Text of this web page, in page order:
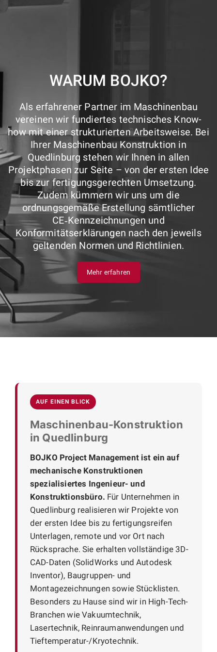
WARUM BOJKO?
Als erfahrener Partner im Maschinenbau
vereinen wir fundiertes technisches Know-
how mit einer strukturierten Arbeitsweise. Bei
Ihrer Maschinenbau Konstruktion in
Quedlinburg stehen wir Ihnen in allen
Projektphasen zur Seite – von der ersten Idee
bis zur fertigungsgerechten Umsetzung.
Zudem kümmern wir uns um die
ordnungsgemäße Erstellung sämtlicher
CE‑Kennzeichnungen und
Konformitätserklärungen nach den jeweils
geltenden Normen und Richtlinien.
Mehr erfahren
AUF EINEN BLICK
Maschinenbau-Konstruktion
in Quedlinburg
BOJKO Project Management ist ein auf
mechanische Konstruktionen
spezialisiertes Ingenieur- und
Konstruktionsbüro. Für Unternehmen in
Quedlinburg realisieren wir Projekte von
der ersten Idee bis zu fertigungsreifen
Unterlagen, remote und vor Ort nach
Rücksprache. Sie erhalten vollständige 3D-
CAD-Daten (SolidWorks und Autodesk
Inventor), Baugruppen- und
Montagezeichnungen sowie Stücklisten.
Besonders zu Hause sind wir in High-Tech-
Branchen wie Vakuumtechnik,
Lasertechnik, Reinraumanwendungen und
Tieftemperatur-/Kryotechnik.